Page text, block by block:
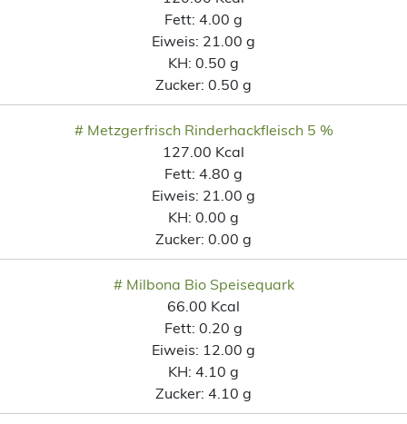
Fett: 4.00 g
Eiweis: 21.00 g
KH: 0.50 g
Zucker: 0.50 g
# Metzgerfrisch Rinderhackfleisch 5 %
127.00 Kcal
Fett: 4.80 g
Eiweis: 21.00 g
KH: 0.00 g
Zucker: 0.00 g
# Milbona Bio Speisequark
66.00 Kcal
Fett: 0.20 g
Eiweis: 12.00 g
KH: 4.10 g
Zucker: 4.10 g